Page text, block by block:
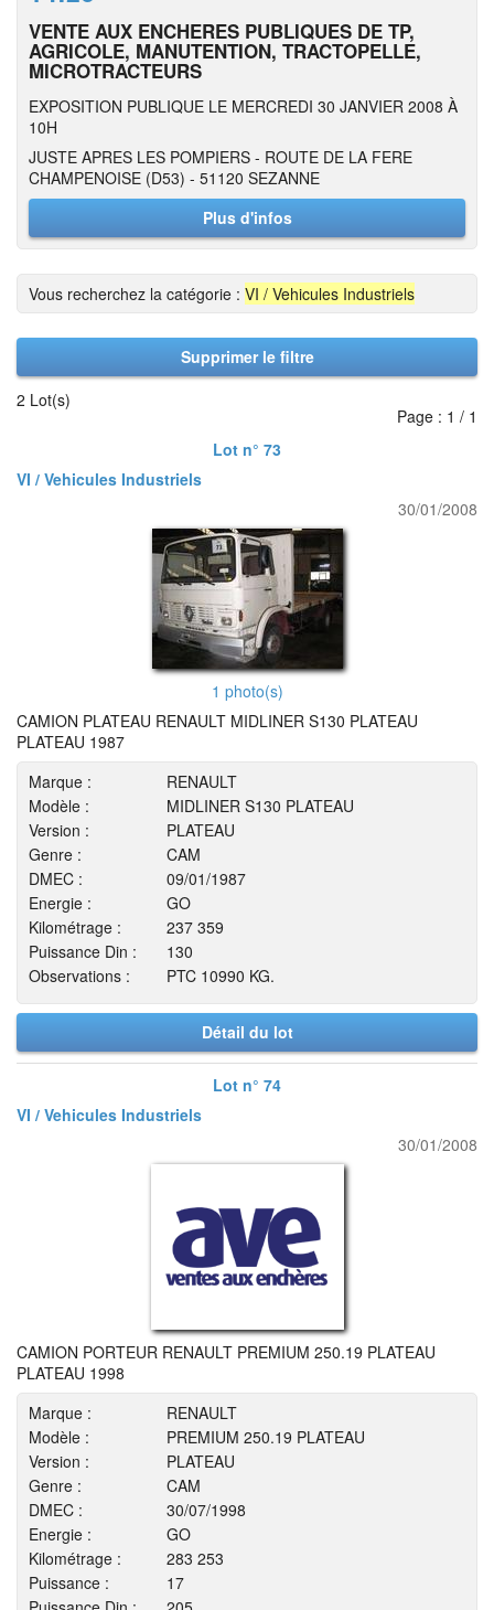
VENTE AUX ENCHERES PUBLIQUES DE TP,
AGRICOLE, MANUTENTION, TRACTOPELLE,
MICROTRACTEURS
EXPOSITION PUBLIQUE LE MERCREDI 30 JANVIER 2008 À
10H
JUSTE APRES LES POMPIERS - ROUTE DE LA FERE
CHAMPENOISE (D53) - 51120 SEZANNE
Plus d'infos
Vous recherchez la catégorie : VI / Vehicules Industriels
Supprimer le filtre
2 Lot(s)
Page : 1 / 1
Lot n° 73
VI / Vehicules Industriels
30/01/2008
1 photo(s)
CAMION PLATEAU RENAULT MIDLINER S130 PLATEAU
PLATEAU 1987
Marque :
RENAULT
Modèle :
MIDLINER S130 PLATEAU
Version :
PLATEAU
Genre :
CAM
DMEC :
09/01/1987
Energie :
GO
Kilométrage :
237 359
Puissance Din :
130
Observations :
PTC 10990 KG.
Détail du lot
Lot n° 74
VI / Vehicules Industriels
30/01/2008
CAMION PORTEUR RENAULT PREMIUM 250.19 PLATEAU
PLATEAU 1998
Marque :
RENAULT
Modèle :
PREMIUM 250.19 PLATEAU
Version :
PLATEAU
Genre :
CAM
DMEC :
30/07/1998
Energie :
GO
Kilométrage :
283 253
Puissance :
17